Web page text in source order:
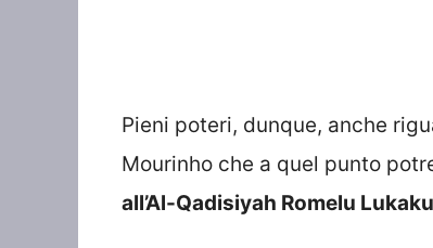
Pieni poteri, dunque, anche
Mourinho che a quel punto
all’Al-Qadisiyah Romelu Lukaku